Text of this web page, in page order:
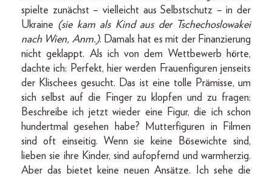
spielte zunächst – vielleicht aus Selbstschutz – in der
Ukraine (sie kam als Kind aus der Tschechoslowakei
nach Wien, Anm.). Damals hat es mit der Finanzierung
nicht geklappt. Als ich von dem Wettbewerb hörte,
dachte ich: Perfekt, hier werden Frauenfiguren jenseits
der Klischees gesucht. Das ist eine tolle Prämisse, um
sich selbst auf die Finger zu klopfen und zu fragen:
Beschreibe ich jetzt wieder eine Figur, die ich schon
hundertmal gesehen habe? Mutterfiguren in Filmen
sind oft einseitig. Wenn sie keine Bösewichte sind,
lieben sie ihre Kinder, sind aufopfernd und warmherzig.
Aber das bietet keine neuen Ansätze. Ich sehe die